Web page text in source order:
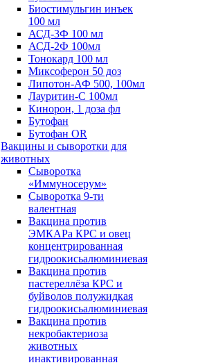
Биостимульгин инъек
100 мл
АСД-3Ф 100 мл
АСД-2Ф 100мл
Тонокард 100 мл
Миксоферон 50 доз
Липотон-АФ 500, 100мл
Лауритин-С 100мл
Кинорон, 1 доза фл
Бутофан
Бутофан OR
Вакцины и сыворотки для
животных
Сыворотка
«Иммуносерум»
Сыворотка 9-ти
валентная
Вакцина против
ЭМКАРа КРС и овец
концентрированная
гидроокисьалюминиевая
Вакцина против
пастереллёза КРС и
буйволов полужидкая
гидроокисьалюминиевая
Вакцина против
некробактериоза
животных
инактивированная